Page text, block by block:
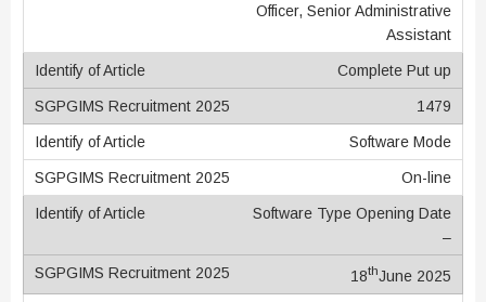
Officer, Senior Administrative
Assistant
Complete Put up
1479
Software Mode
On-line
Software Type Opening Date
–
18thJune 2025